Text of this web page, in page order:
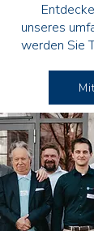
unseres
werden Sie